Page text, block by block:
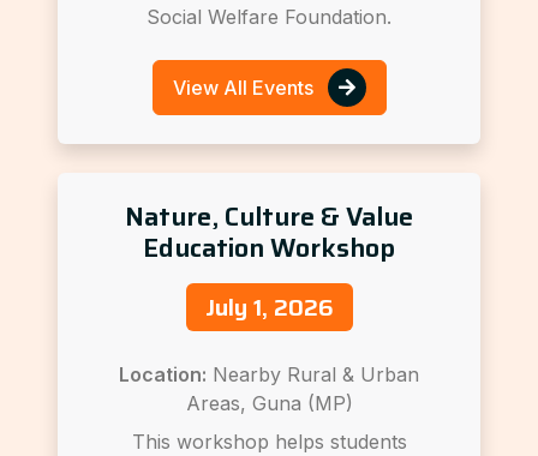
Social Welfare Foundation.
View All Events
Nature, Culture & Value
Education Workshop
July 1, 2026
Location: Nearby Rural & Urban
Areas, Guna (MP)
This workshop helps students